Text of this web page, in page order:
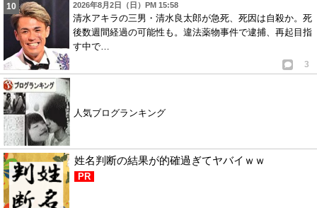
2026年8月2日（日）PM 15:58
清水アキラの三男・清水良太郎が急死、死因は自殺か。死
後数週間経過の可能性も。違法薬物事件で逮捕、再起目指
す中で…
3
人気ブログランキング
姓名判断の結果が的確過ぎてヤバイｗｗ
PR